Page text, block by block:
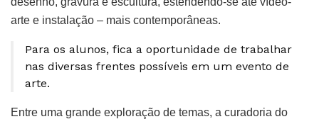
arte e instalação – mais contemporâneas.
Para os alunos, fica a oportunidade de trabalhar
nas diversas frentes possíveis em um evento de
arte.
Entre uma grande exploração de temas, a curadoria do